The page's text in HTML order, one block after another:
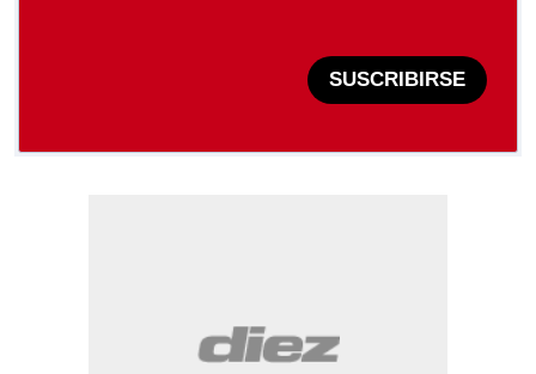
SUSCRIBIRSE